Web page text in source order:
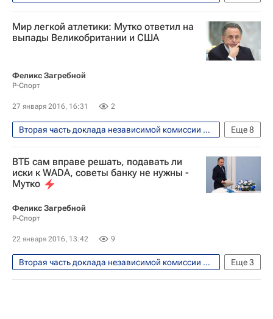
Вокруг спорта
Легкая атлетика
IAAF
Мир легкой атлетики: Мутко ответил на
выпады Великобритании и США
Феликс Загребной
Р-Спорт
27 января 2016, 16:31 2
Еще8
Вторая часть доклада независимой комиссии WADA обнародована 14 января 2016 года
Легкая атлетика
Виталий Мутко
IAAF
UKAD
Летние Олимпийские игры 2016
Сборная России по лёгкой атлетике
ВТБ сам вправе решать, подавать ли
иски к WADA, советы банку не нужны -
Мутко
Феликс Загребной
Р-Спорт
22 января 2016, 13:42 9
Еще3
Вторая часть доклада независимой комиссии WADA обнародована 14 января 2016 года
Легкая атлетика
Виталий Мутко